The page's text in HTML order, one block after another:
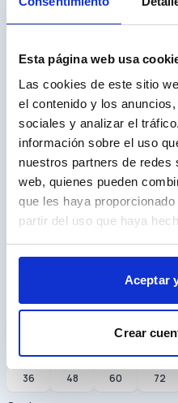
Esta página web usa
Las cookies de este sitio
el contenido y los
sociales y analizar el
información sobre el uso
nuestros partners de redes
web, quienes pueden
que les haya
partir del uso que haya
Aceptar
Crear
Reposabrazos
Seguridad23
Estética5
Multimedia16
Accesorios 4
Calcula tu cuota
Entrada
Plazo (meses)
36 48 60 72